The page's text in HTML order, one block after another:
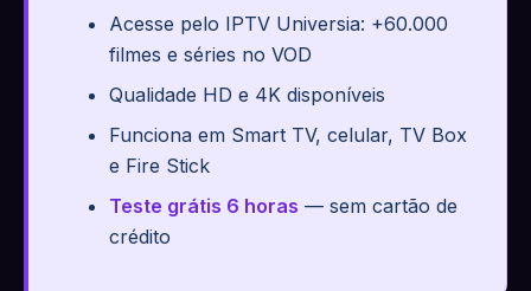
Acesse pelo IPTV Universia: +60.000
filmes e séries no VOD
Qualidade HD e 4K disponíveis
Funciona em Smart TV, celular, TV Box
e Fire Stick
Teste grátis 6 horas — sem cartão de
crédito